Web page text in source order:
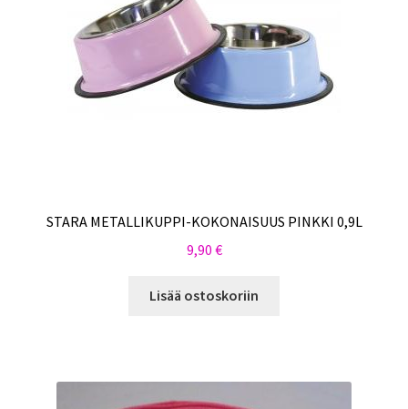
STARA METALLIKUPPI-KOKONAISUUS PINKKI 0,9L
9,90 €
Lisää ostoskoriin